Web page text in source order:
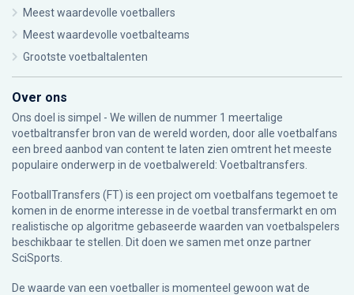
Meest waardevolle voetballers
Meest waardevolle voetbalteams
Grootste voetbaltalenten
Over ons
Ons doel is simpel - We willen de nummer 1 meertalige
voetbaltransfer bron van de wereld worden, door alle voetbalfans
een breed aanbod van content te laten zien omtrent het meeste
populaire onderwerp in de voetbalwereld: Voetbaltransfers.
FootballTransfers (FT) is een project om voetbalfans tegemoet te
komen in de enorme interesse in de voetbal transfermarkt en om
realistische op algoritme gebaseerde waarden van voetbalspelers
beschikbaar te stellen. Dit doen we samen met onze partner
SciSports
De waarde van een voetballer is momenteel gewoon wat de